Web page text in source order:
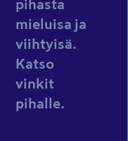
pihasta
mieluisa ja
viihtyisä.
Katso
vinkit
pihalle.